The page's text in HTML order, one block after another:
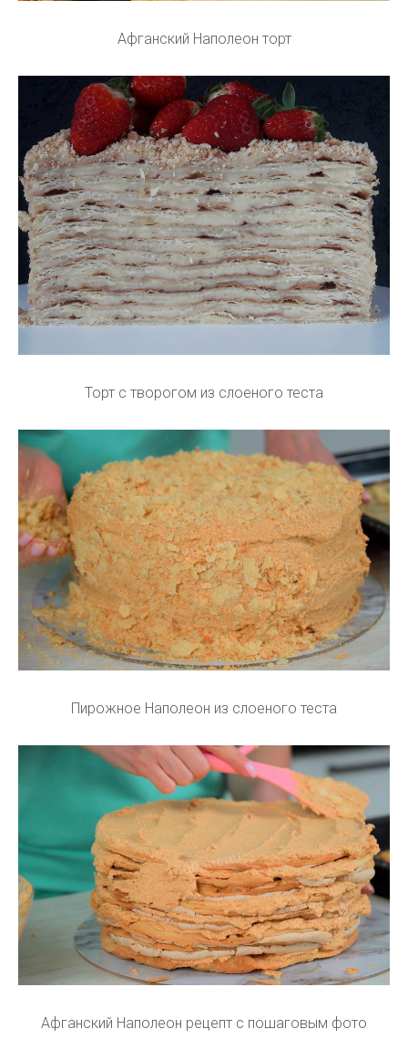
Афганский Наполеон торт
Торт с творогом из слоеного теста
Пирожное Наполеон из слоеного теста
Афганский Наполеон рецепт с пошаговым фото